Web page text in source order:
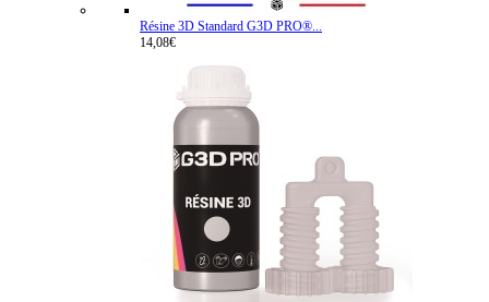
Résine 3D Standard G3D PRO®...
14,08€